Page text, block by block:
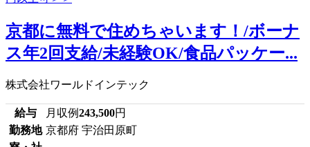
京都に無料で住めちゃいます！/ボーナ
ス年2回支給/未経験OK/食品パッケー...
株式会社ワールドインテック
給与 月収例243,500円
勤務地 京都府 宇治田原町